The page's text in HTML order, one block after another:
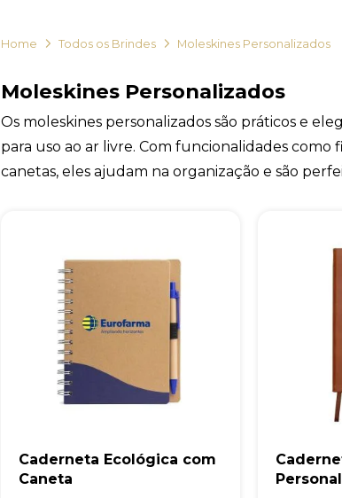
Home Todos os Brindes Moleskines Personalizados
Moleskines Personalizados
Os moleskines personalizados são práticos e
para uso ao ar livre. Com funcionalidades
canetas, eles ajudam na organização e são
Caderneta Ecológica com
Caneta